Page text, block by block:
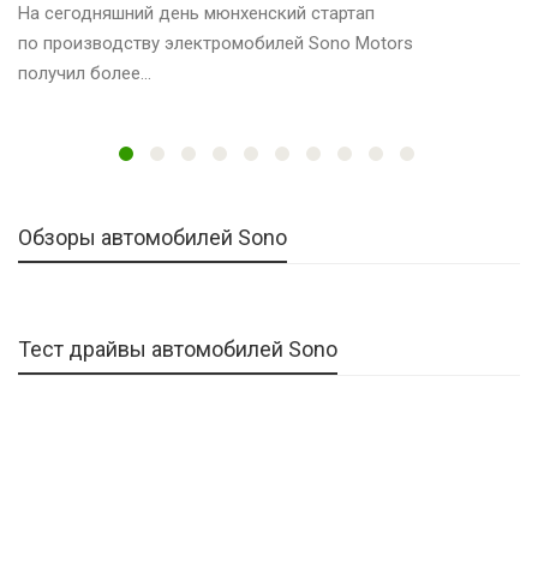
На сегодняшний день мюнхенский стартап
по производству электромобилей Sono Motors
получил более…
Обзоры автомобилей Sono
Тест драйвы автомобилей Sono